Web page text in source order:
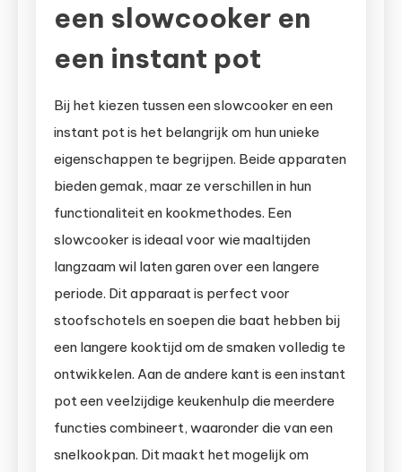
een slowcooker en
een instant pot
Bij het kiezen tussen een slowcooker en een
instant pot is het belangrijk om hun unieke
eigenschappen te begrijpen. Beide apparaten
bieden gemak, maar ze verschillen in hun
functionaliteit en kookmethodes. Een
slowcooker is ideaal voor wie maaltijden
langzaam wil laten garen over een langere
periode. Dit apparaat is perfect voor
stoofschotels en soepen die baat hebben bij
een langere kooktijd om de smaken volledig te
ontwikkelen. Aan de andere kant is een instant
pot een veelzijdige keukenhulp die meerdere
functies combineert, waaronder die van een
snelkookpan. Dit maakt het mogelijk om